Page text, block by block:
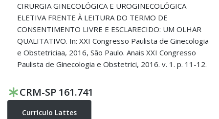
CIRURGIA GINECOLÓGICA E UROGINECOLÓGICA
ELETIVA FRENTE À LEITURA DO TERMO DE
CONSENTIMENTO LIVRE E ESCLARECIDO: UM OLHAR
QUALITATIVO. In: XXI Congresso Paulista de Ginecologia
e Obstetriciaa, 2016, São Paulo. Anais XXI Congresso
Paulista de Ginecologia e Obstetrici, 2016. v. 1. p. 11-12.
CRM-SP 161.741
Currículo Lattes